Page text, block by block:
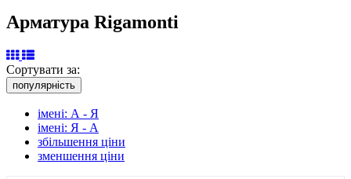
Арматура Rigamonti
Сортувати за:
популярність
імені: А - Я
імені: Я - А
збільшення ціни
зменшення ціни